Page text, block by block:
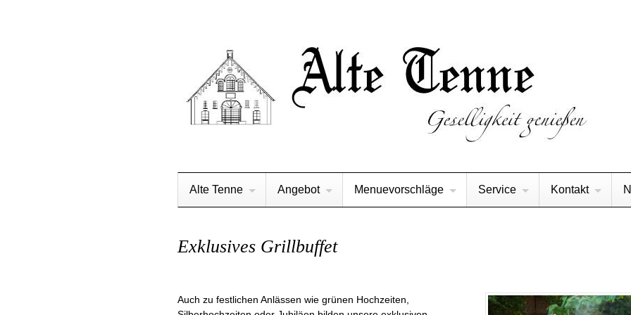
Alte Tenne Angebot Menuevorschläge Service Kontakt
Exklusives Grillbuffet
Auch zu festlichen Anlässen wie grünen Hochzeiten,